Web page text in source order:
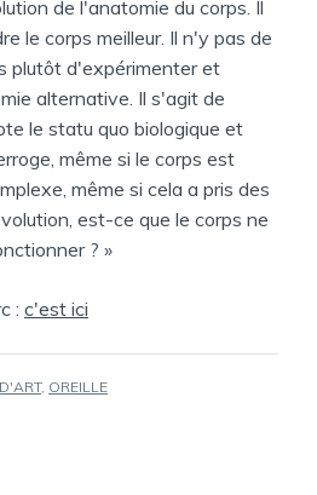
de l'anatomie du corps. Il
le corps meilleur. Il n'y pas de
plutôt d'expérimenter et
alternative. Il s'agit de
le statu quo biologique et
même si le corps est
même si cela a pris des
est-ce que le corps ne
? »
: c'est ici
, OREILLE